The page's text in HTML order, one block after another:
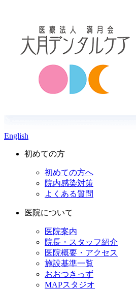
English
初めての方
初めての方へ
院内感染対策
よくある質問
医院について
医院案内
院長・スタッフ紹介
医院概要・アクセス
施設基準一覧
おおつきっず
MAPスタジオ